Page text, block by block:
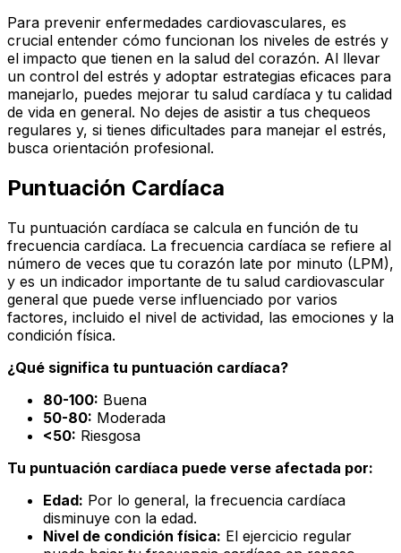
Para prevenir enfermedades cardiovasculares, es
crucial entender cómo funcionan los niveles de estrés y
el impacto que tienen en la salud del corazón. Al llevar
un control del estrés y adoptar estrategias eficaces para
manejarlo, puedes mejorar tu salud cardíaca y tu calidad
de vida en general. No dejes de asistir a tus chequeos
regulares y, si tienes dificultades para manejar el estrés,
busca orientación profesional.
Puntuación Cardíaca
Tu puntuación cardíaca se calcula en función de tu
frecuencia cardíaca. La frecuencia cardíaca se refiere al
número de veces que tu corazón late por minuto (LPM),
y es un indicador importante de tu salud cardiovascular
general que puede verse influenciado por varios
factores, incluido el nivel de actividad, las emociones y la
condición física.
¿Qué significa tu puntuación cardíaca?
80-100: Buena
50-80: Moderada
<50: Riesgosa
Tu puntuación cardíaca puede verse afectada por:
Edad: Por lo general, la frecuencia cardíaca
disminuye con la edad.
Nivel de condición física: El ejercicio regular